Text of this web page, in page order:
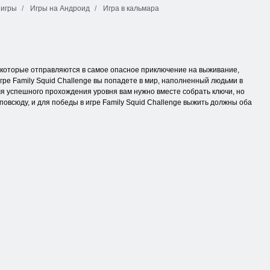
Игры на Андроид Игра в кальмара
отправляются в самое опасное приключение на выживание,
Family Squid Challenge вы попадете в мир, наполненный людьми в
успешного прохождения уровня вам нужно вместе собрать ключи, но
и для победы в игре Family Squid Challenge выжить должны оба